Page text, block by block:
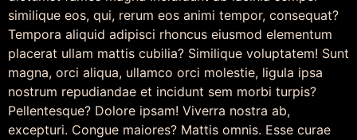
similique eos, qui, rerum eos animi tempor, consequat?
Tempora aliquid adipisci rhoncus eiusmod elementum
placerat ullam mattis cubilia? Similique voluptatem! Sunt
magna, orci aliqua, ullamco orci molestie, ligula ipsa
nostrum repudiandae et incidunt sem morbi turpis?
Pellentesque? Dolore ipsam! Viverra nostra ab,
excepturi. Congue maiores? Mattis omnis. Esse curae